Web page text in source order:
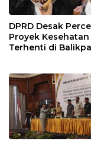
DPRD Desak
Proyek
Terhenti di